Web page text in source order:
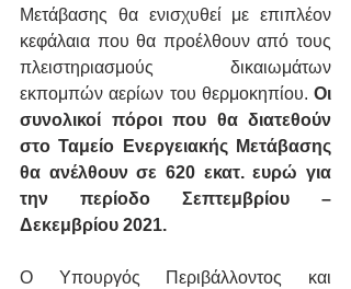
Μετάβασης θα ενισχυθεί με επιπλέον
κεφάλαια που θα προέλθουν από τους
πλειστηριασμούς δικαιωμάτων
εκπομπών αερίων του θερμοκηπίου. Οι
συνολικοί πόροι που θα διατεθούν
στο Ταμείο Ενεργειακής Μετάβασης
θα ανέλθουν σε 620 εκατ. ευρώ για
την περίοδο Σεπτεμβρίου –
Δεκεμβρίου 2021.
Ο Υπουργός Περιβάλλοντος και